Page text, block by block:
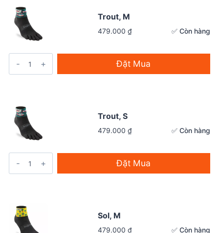
Trout, M
479.000 ₫ ✅ Còn hàng
Đặt Mua
Trout, S
479.000 ₫ ✅ Còn hàng
Đặt Mua
Sol, M
479.000 ₫ ✅ Còn hàng